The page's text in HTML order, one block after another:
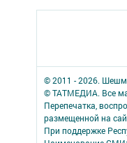
© 2011 - 2026.
© ТАТМЕДИА. Все
Перепечатка,
размещенной на
При поддержке